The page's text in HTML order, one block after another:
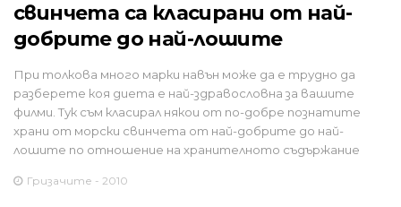
свинчета са класирани от най-
добрите до най-лошите
При толкова много марки навън може да е трудно да
разберете коя диета е най-здравословна за вашите
филми. Тук съм класирал някои от по-добре познатите
храни от морски свинчета от най-добрите до най-
лошите по отношение на хранителното съдържание
Гризачите - 2010